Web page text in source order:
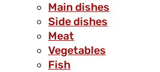
Main dishes
Side dishes
Meat
Vegetables
Fish